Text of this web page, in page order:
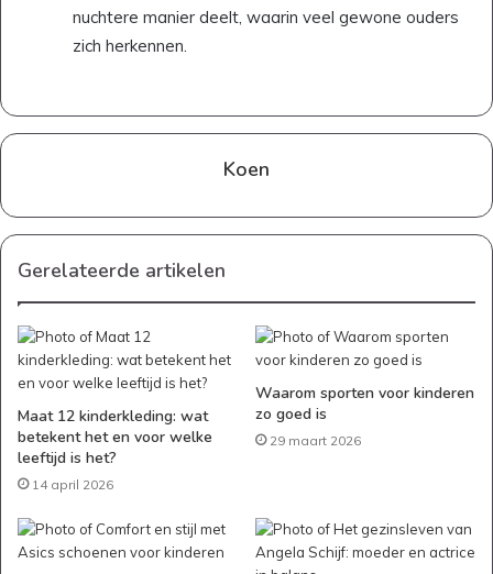
nuchtere manier deelt, waarin veel gewone ouders
zich herkennen.
Koen
Gerelateerde artikelen
Maat 12 kinderkleding: wat
betekent het en voor welke
leeftijd is het?
14 april 2026
Waarom sporten voor kinderen
zo goed is
29 maart 2026